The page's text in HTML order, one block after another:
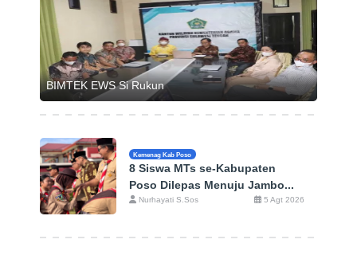
BIMTEK EWS Si Rukun
Kemenag Kab Poso
8 Siswa MTs se-Kabupaten
Poso Dilepas Menuju Jambo...
Nurhayati S.Sos 5 Agt 2026